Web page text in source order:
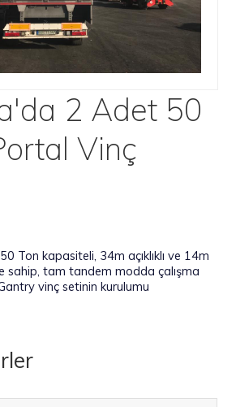
2 Adet 50
Vinç
Ton kapasiteli, 34m açıklıklı ve 14m
sahip, tam tandem modda çalışma
vinç setinin kurulumu